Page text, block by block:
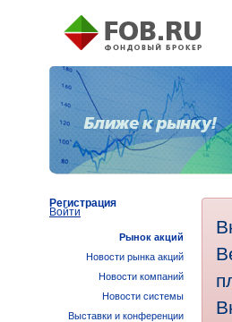
Регистрация
Войти
Рынок акций
Новости рынка акций
Новости компаний
Новости системы
Выставки и конференции